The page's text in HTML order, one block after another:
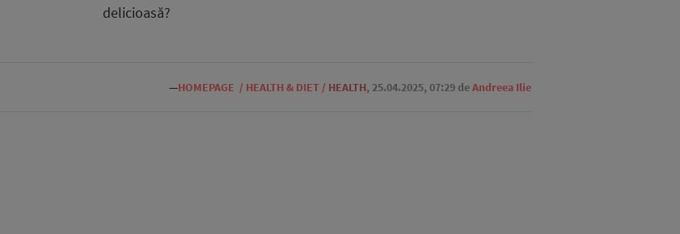
delicioasă?
—HOMEPAGE / HEALTH & DIET / HEALTH, 25.04.2025, 07:29 deAndreea Ilie